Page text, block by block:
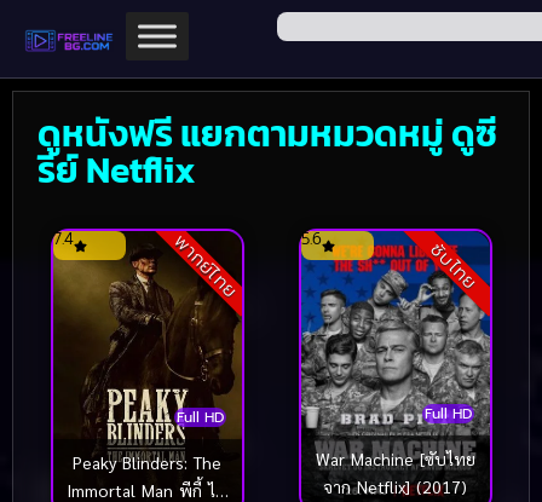
ดูหนังฟรี แยกตามหมวดหมู่ ดูซี
รีย์ Netflix
พากย์ไทย
Full HD
7.4
Peaky Blinders: The
Immortal Man พีกี้ ไบ
ซับไทย
Full HD
5.6
War Machine [ซับไทย
จาก Netflix] (2017)